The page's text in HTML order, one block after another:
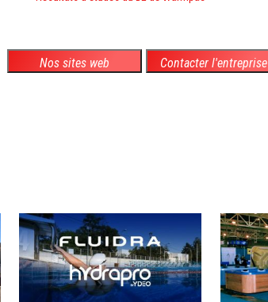
Nos sites web Contacter l'entreprise